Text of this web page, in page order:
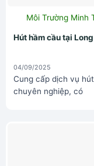
Môi Trường Minh
Hút hầm cầu tại
04/09/2025
Cung cấp dịch vụ
chuyên nghiệp, có